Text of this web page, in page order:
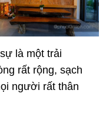
là một trải
rất rộng, sạch
người rất thân